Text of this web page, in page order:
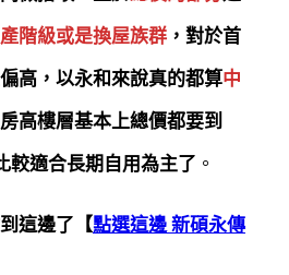
階級或是換屋族群 ，對於首
高，以永和來說真的都算中
高樓層基本上總價都要到
較適合長期自用為主了 。
這邊了【點選這邊 新碩永傳